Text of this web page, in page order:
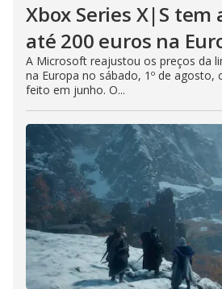
Xbox Series X|S tem
até 200 euros na
A Microsoft reajustou os preços da
na Europa no sábado, 1º de agosto,
feito em junho. O...